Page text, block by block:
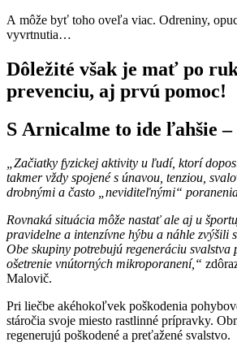
A môže byť toho oveľa viac. Odreniny,
vyvrtnutia…
Dôležité však je mať po
prevenciu, aj prvú pomoc!
S Arnicalme to ide ľahšie –
„Začiatky fyzickej aktivity u ľudí, ktorí
takmer vždy spojené s únavou, tenziou,
drobnými a často „neviditeľnými“
Rovnaká situácia môže nastať ale aj u
pravidelne a intenzívne hýbu a náhle zvýšili
Obe skupiny potrebujú regeneráciu svalstva
ošetrenie vnútorných mikroporanení,“
Malovič.
Pri liečbe akéhokoľvek poškodenia
stáročia svoje miesto rastlinné prípravky.
regenerujú poškodené a preťažené svalstvo.